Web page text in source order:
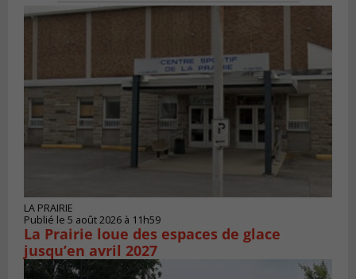
LA PRAIRIE
Publié le 5 août 2026 à 11h59
La Prairie loue des espaces de glace
jusqu’en avril 2027